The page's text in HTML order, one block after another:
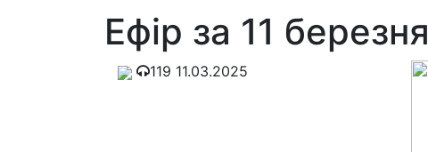
Ефір за 11 березня
119 11.03.2025